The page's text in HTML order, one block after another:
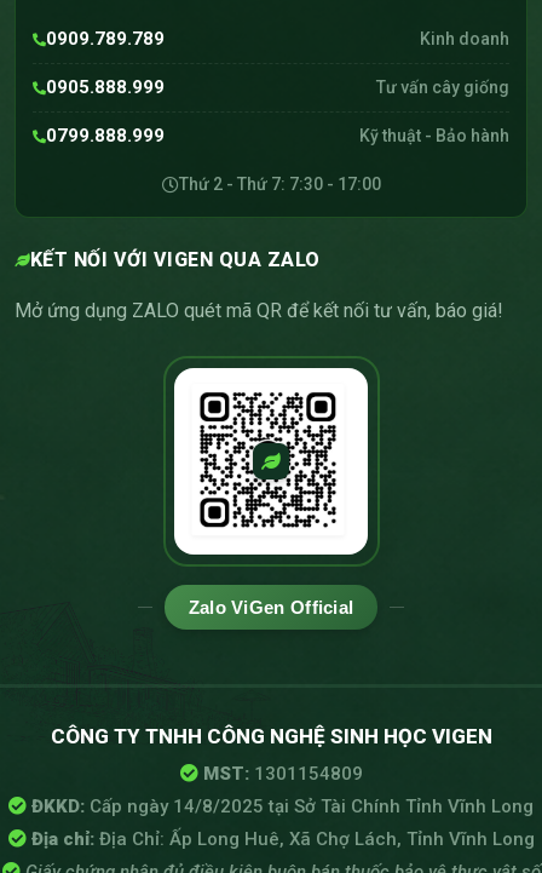
0909.789.789 Kinh doanh
0905.888.999 Tư vấn cây giống
0799.888.999 Kỹ thuật - Bảo hành
Thứ 2 - Thứ 7: 7:30 - 17:00
KẾT NỐI VỚI VIGEN QUA ZALO
Mở ứng dụng ZALO quét mã QR để kết nối tư vấn, báo giá!
Zalo ViGen Official
CÔNG TY TNHH CÔNG NGHỆ SINH HỌC VIGEN
MST:1301154809
ĐKKD: Cấp ngày 14/8/2025 tại Sở Tài Chính Tỉnh Vĩnh Long
Địa chỉ:Địa Chỉ: Ấp Long Huê, Xã Chợ Lách, Tỉnh Vĩnh Long